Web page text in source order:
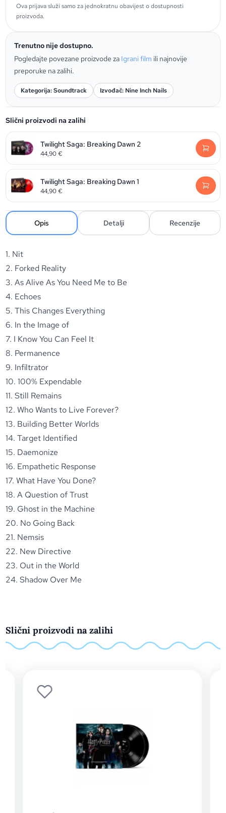
Ova prijava služi samo za jednokratnu obavijest o dostupnosti
proizvoda.
Trenutno nije dostupno.
Pogledajte povezane proizvode za Igrani film ili najnovije
preporuke na zalihi.
Kategorija: Soundtrack Izvođač: Nine Inch Nails
Slični proizvodi na zalihi
Twilight Saga: Breaking Dawn 2
44,90€
Twilight Saga: Breaking Dawn 1
44,90€
Opis Detalji Recenzije
1. Nit
2. Forked Reality
3. As Alive As You Need Me to Be
4. Echoes
5. This Changes Everything
6. In the Image of
7. I Know You Can Feel It
8. Permanence
9. Infiltrator
10. 100% Expendable
11. Still Remains
12. Who Wants to Live Forever?
13. Building Better Worlds
14. Target Identified
15. Daemonize
16. Empathetic Response
17. What Have You Done?
18. A Question of Trust
19. Ghost in the Machine
20. No Going Back
21. Nemsis
22. New Directive
23. Out in the World
24. Shadow Over Me
Slični proizvodi na zalihi